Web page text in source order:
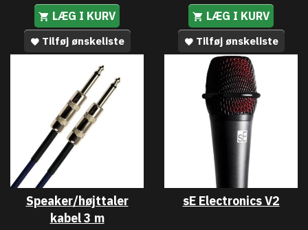
LÆG I KURV
Tilføj ønskeliste
LÆG I KURV
Tilføj ønskeliste
Speaker/højttaler
kabel 3 m
sE Electronics V2